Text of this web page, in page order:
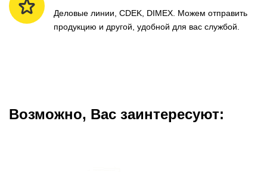
Деловые линии, CDEK, DIMEX. Можем отправить
продукцию и другой, удобной для вас службой.
Возможно, Вас заинтересуют: